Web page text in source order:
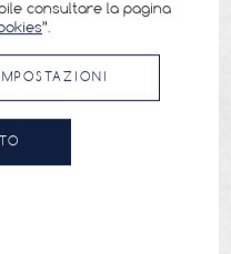
consultare la pagina
”.